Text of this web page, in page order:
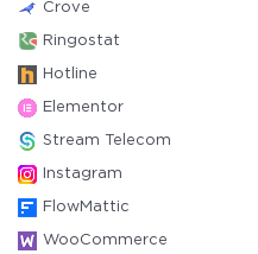
Crove
Ringostat
Hotline
Elementor
Stream Telecom
Instagram
FlowMattic
WooCommerce